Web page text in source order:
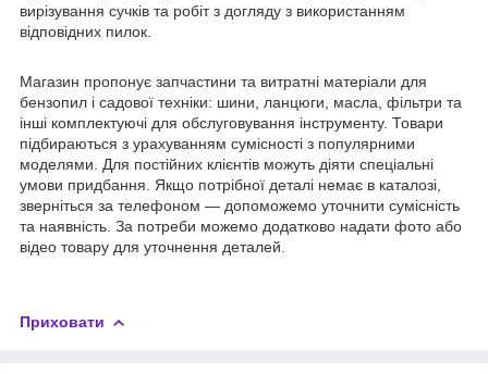
вирізування сучків та робіт з догляду з використанням
відповідних пилок.
Магазин пропонує запчастини та витратні матеріали для
бензопил і садової техніки: шини, ланцюги, масла, фільтри та
інші комплектуючі для обслуговування інструменту. Товари
підбираються з урахуванням сумісності з популярними
моделями. Для постійних клієнтів можуть діяти спеціальні
умови придбання. Якщо потрібної деталі немає в каталозі,
зверніться за телефоном — допоможемо уточнити сумісність
та наявність. За потреби можемо додатково надати фото або
відео товару для уточнення деталей.
Приховати